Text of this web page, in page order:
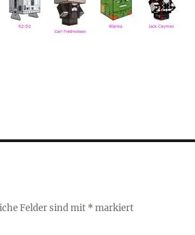
Felder sind mit *markiert